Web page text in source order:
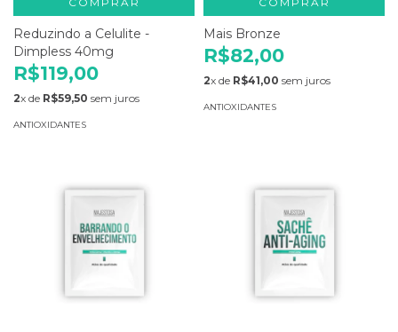
Reduzindo a Celulite -
Dimpless 40mg
R$119,00
2x de R$59,50 sem juros
ANTIOXIDANTES
Mais Bronze
R$82,00
2x de R$41,00 sem juros
ANTIOXIDANTES